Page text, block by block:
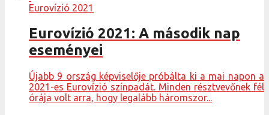
Eurovízió 2021
Eurovízió 2021: A második nap
eseményei
Újabb 9 ország képviselője próbálta ki a mai napon a
2021-es Eurovízió színpadát. Minden résztvevőnek fél
órája volt arra, hogy legalább háromszor...